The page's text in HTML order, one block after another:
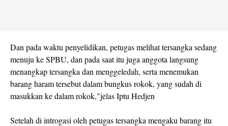
Dan pada waktu penyelidikan, petugas melihat tersangka sedang
menuju ke SPBU, dan pada saat itu juga anggota langsung
menangkap tersangka dan menggeledah, serta menemukan
barang haram tersebut dalam bungkus rokok, yang sudah di
masukkan ke dalam rokok,"jelas Iptu Hedjen
Setelah di introgasi oleh petugas tersangka mengaku barang itu